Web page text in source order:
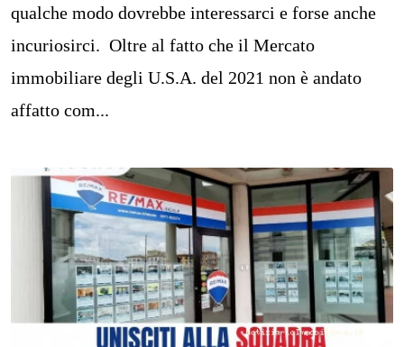
qualche modo dovrebbe interessarci e forse anche
incuriosirci. Oltre al fatto che il Mercato
immobiliare degli U.S.A. del 2021 non è andato
affatto com...